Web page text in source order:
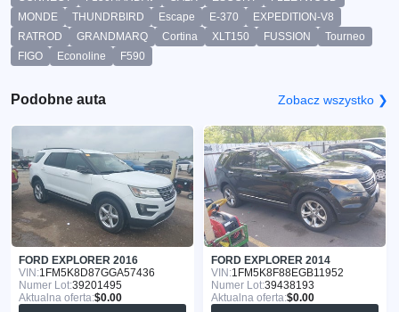
MONDE
THUNDRBIRD Escape E-370
EXPEDITION-V8
RATROD
GRANDMARQ Cortina XLT150 FUSSION
Tourneo
FIGO
Econoline F590
Podobne auta Zobacz wszystko ❯
FORD EXPLORER 2016
VIN:1FM5K8D87GGA57436
Numer Lot:39201495
Aktualna oferta:$0.00
FORD EXPLORER 2014
VIN:1FM5K8F88EGB11952
Numer Lot:39438193
Aktualna oferta:$0.00